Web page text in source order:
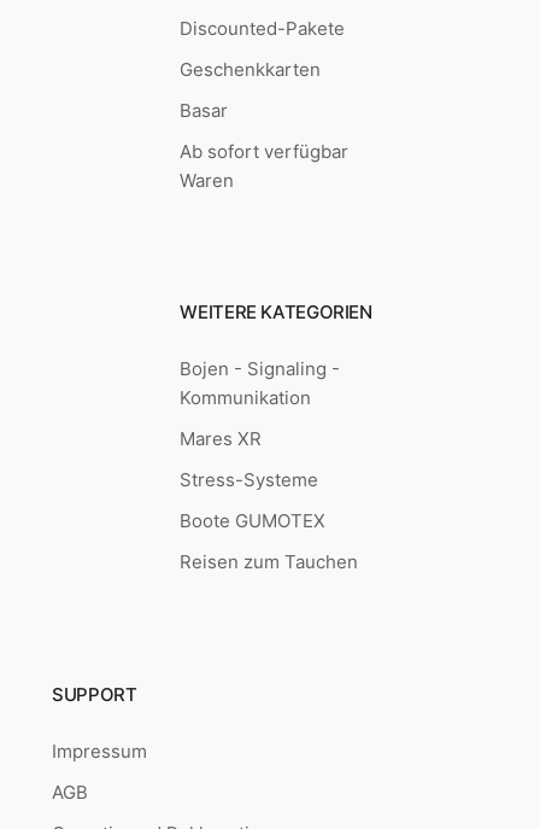
Discounted-Pakete
Geschenkkarten
Basar
Ab sofort verfügbar
Waren
WEITERE KATEGORIEN
Bojen - Signaling -
Kommunikation
Mares XR
Stress-Systeme
Boote GUMOTEX
Reisen zum Tauchen
SUPPORT
Impressum
AGB